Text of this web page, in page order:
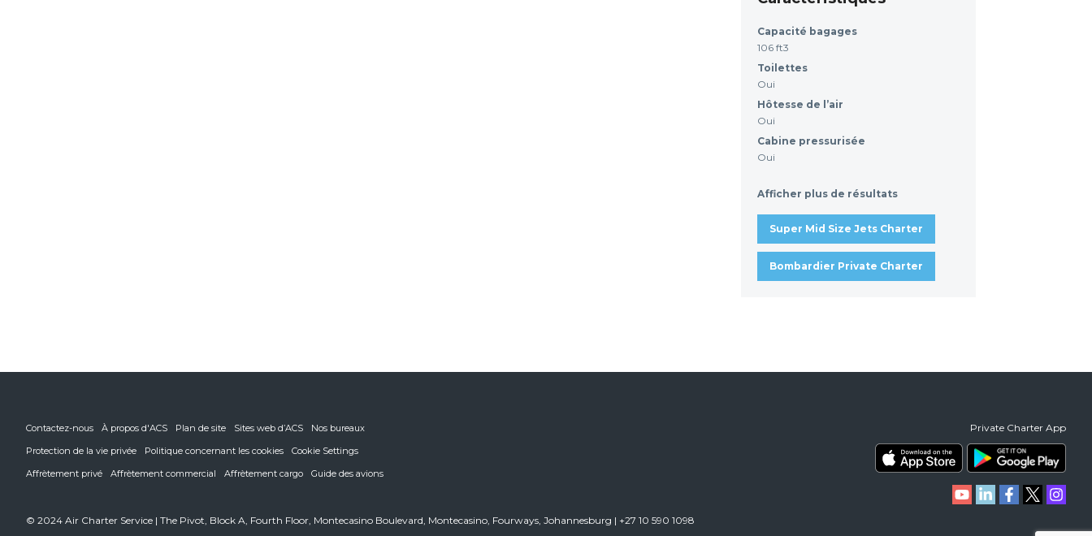
Capacité bagages
106 ft3
Toilettes
Oui
Hôtesse de l’air
Oui
Cabine pressurisée
Oui
Afficher plus de résultats
Super Mid Size Jets Charter
Bombardier Private Charter
Contactez-nous À propos d'ACS Plan de site Sites web d’ACS
Nos bureaux
Protection de la vie privée
Politique concernant les cookies
Cookie Settings
Affrètement privé
Affrètement commercial Affrètement cargo Guide des avions
Private Charter App
© 2024 Air Charter Service | The Pivot, Block A, Fourth Floor, Montecasino Boulevard, Montecasino, Fourways, Johannesburg | +27 10 590 1098